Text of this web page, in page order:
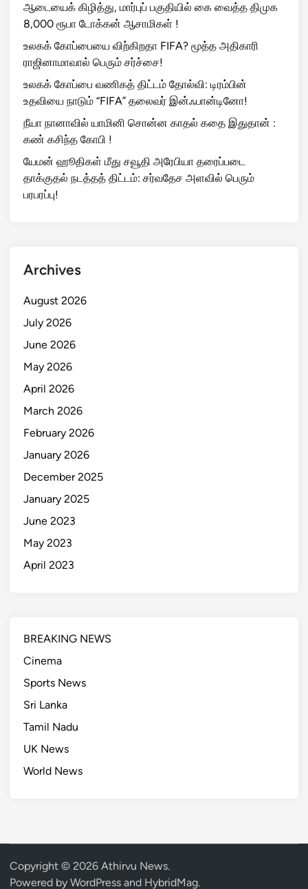
ஆடையைக் கிழித்து, மார்புப் பகுதியில் கை வைத்த திமுக
8,000 ரூபா டோக்கன் ஆசாமிகள் !
உலகக் கோப்பையை விற்கிறதா FIFA? மூத்த அதிகாரி
ராஜினாமாவால் பெரும் சர்ச்சை!
உலகக் கோப்பை வணிகத் திட்டம் தோல்வி: டிரம்பின்
உதவியை நாடும் “FIFA” தலைவர் இன்ஃபான்டினோ!
நீயா நானாவில் யாமினி சொன்ன காதல் கதை இதுதான் :
கண் கசிந்த கோபி !
யேமன் ஹூதிகள் மீது சவூதி அரேபியா தரைப்படை
தாக்குதல் நடத்தத் திட்டம்: சர்வதேச அளவில் பெரும்
பரபரப்பு!
Archives
August 2026
July 2026
June 2026
May 2026
April 2026
March 2026
February 2026
January 2026
December 2025
January 2025
June 2023
May 2023
April 2023
BREAKING NEWS
Cinema
Sports News
Sri Lanka
Tamil Nadu
UK News
World News
Copyright © 2026 Athirvu News.
Powered by WordPress and HybridMag.